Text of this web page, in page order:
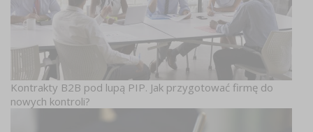
Kontrakty B2B pod lupą PIP. Jak przygotować firmę do
nowych kontroli?